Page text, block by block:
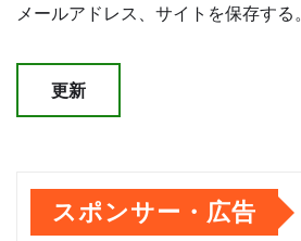
メールアドレス、サイトを保存する。
スポンサー・広告